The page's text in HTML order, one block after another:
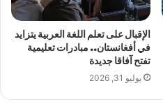
الإقبال على تعلم اللغة العربية يتزايد
في أفغانستان.. مبادرات تعليمية
تفتح آفاقا جديدة
يوليو 31, 2026